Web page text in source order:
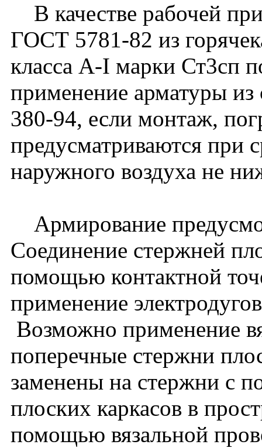
В качестве рабочей
ГОСТ 5781-82 из
класса A-I марки Ст3сп
применение арматуры
380-94, если монтаж,
предусматриваются при
наружного воздуха не
Армирование
Соединение стержней
помощью контактной
применение
Возможно применение
поперечные стержни
заменены на стержни с
плоских каркасов в
помощью вязальной